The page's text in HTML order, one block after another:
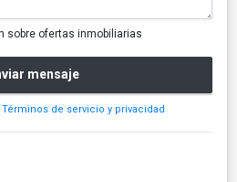
sobre ofertas inmobiliarias
mensaje
Términos de servicio y privacidad